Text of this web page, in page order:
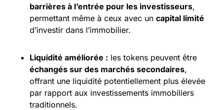
barrières à l’entrée pour les investisseurs,
permettant même à ceux avec un capital limité
d’investir dans l’immobilier.
Liquidité améliorée : les tokens peuvent être
échangés sur des marchés secondaires,
offrant une liquidité potentiellement plus élevée
par rapport aux investissements immobiliers
traditionnels.